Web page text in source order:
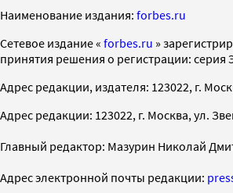
Наименование издания: forbes.ru
Cетевое издание « forbes.ru »
принятия решения о регистрации: серия
Адрес редакции, издателя: 123022, г.
Адрес редакции: 123022, г. Москва, ул.
Главный редактор: Мазурин Николай
Адрес электронной почты редакции: